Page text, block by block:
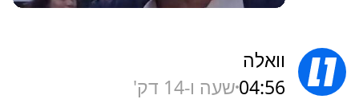
וואלה
04:56שעה ו-14 דק'